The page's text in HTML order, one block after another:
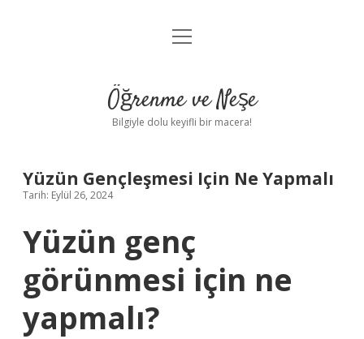
Anasayfa
Yasal Uyarı
menüyü
Öğrenme ve Neşe
Bilgiyle dolu keyifli bir macera!
Yüzün Gençleşmesi Için Ne Yapmalı
Tarih: Eylül 26, 2024
Yüzün genç
görünmesi için ne
yapmalı?